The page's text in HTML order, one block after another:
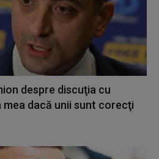
despre discuţia cu
mea dacă unii sunt corecţi